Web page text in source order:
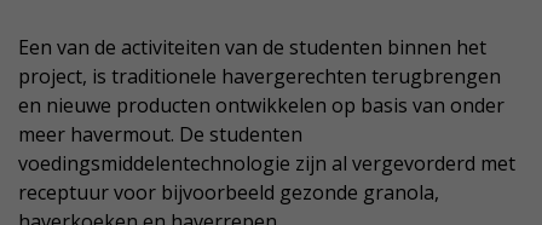
Een van de activiteiten van de studenten binnen het
project, is traditionele havergerechten terugbrengen
en nieuwe producten ontwikkelen op basis van onder
meer havermout. De studenten
voedingsmiddelentechnologie zijn al vergevorderd met
receptuur voor bijvoorbeeld gezonde granola,